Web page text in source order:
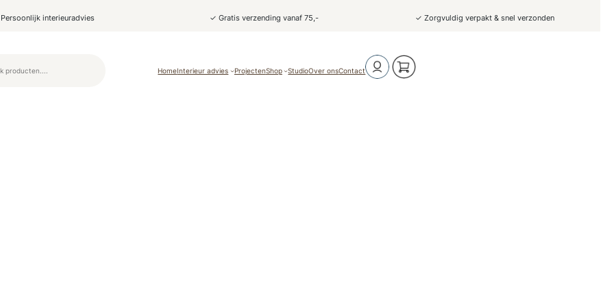
interieuradvies ✓ Gratis verzending vanaf 75,- ✓ Zorgvuldig verpakt & snel verzonden
HomeInterieur advies ProjectenShop StudioOver onsContact